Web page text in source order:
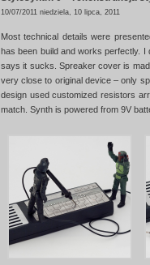
10/07/2011 niedziela, 10 lipca, 2011
Most technical details were
has been build and works perfectly. I
says it sucks. Spreaker cover is
very close to original device – only
design used customized resistors
match. Synth is powered from 9V